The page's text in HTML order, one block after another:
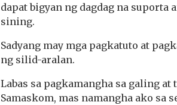
dapat bigyan ng dagdag na suporta
sining.
Sadyang may mga pagkatuto at
ng silid-aralan.
Labas sa pagkamangha sa galing
Samaskom, mas namangha ako sa